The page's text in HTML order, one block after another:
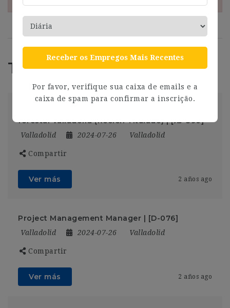
Trabajos Relacionados
forestal Valladolid (Recién Titulado) | [XJ-390]
Valladolid 2024-07-26 Valladolid
Compartir
Ver más 2 años ago
Project Management Manager | [D-076]
Valladolid 2024-07-26 Valladolid
Compartir
Ver más 2 años ago
Receber os Empregos Mais Recentes
Por favor, verifique sua caixa de emails e a
caixa de spam para confirmar a inscrição.